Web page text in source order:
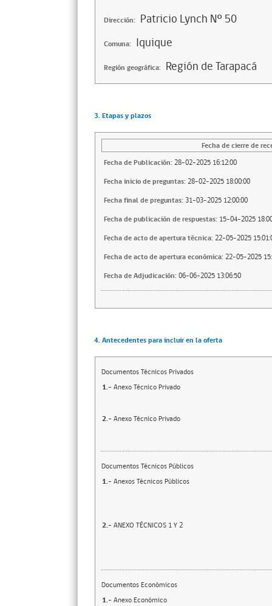
Dirección: Patricio Lynch Nº 50
Comuna: Iquique
Región geográfica: Región de Tarapacá
3. Etapas y plazos
Fecha de cierre de
Fecha de Publicación: 28-02-2025 16:12:00
Fecha inicio de preguntas: 28-02-2025 18:00:00
Fecha final de preguntas: 31-03-2025 12:00:00
Fecha de publicación de respuestas: 15-04-2025
Fecha de acto de apertura técnica: 22-05-2025
Fecha de acto de apertura económica: 22-05-2025
Fecha de Adjudicación: 06-06-2025 13:06:50
4. Antecedentes para incluir en la oferta
Documentos Técnicos Privados
1.- Anexo Técnico Privado
2.- Anexo Técnico Privado
Documentos Técnicos Públicos
1.- Anexos Técnicos Públicos
2.- ANEXO TÉCNICOS 1 Y 2
Documentos Económicos
1.- Anexo Económico